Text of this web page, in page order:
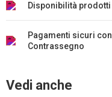
Disponibilità
Pagamenti sicuri
Contrassegno
Vedi anche